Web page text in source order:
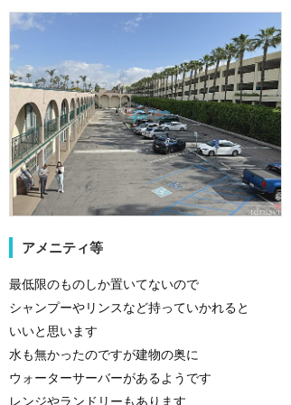
アメニティ等
最低限のものしか置いてないので
シャンプーやリンスなど持っていかれると
いいと思います
水も無かったのですが建物の奥に
ウォーターサーバーがあるようです
レンジやランドリーもあります